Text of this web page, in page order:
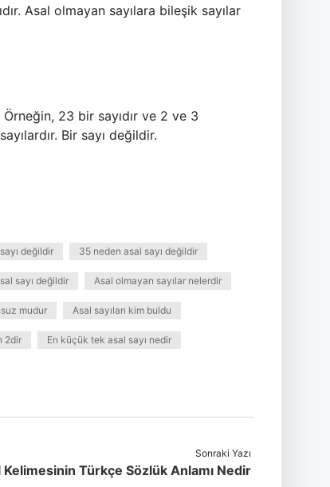
Asal olmayan sayılara bileşik sayılar
23 bir sayıdır ve 2 ve 3
Bir sayı değildir.
değildir 35 neden asal sayı değildir
sayı değildir Asal olmayan sayılar nelerdir
mudur Asal sayıları kim buldu
2dir En küçük tek asal sayı nedir
Sonraki Yazı
Kelimesinin Türkçe Sözlük Anlamı Nedir